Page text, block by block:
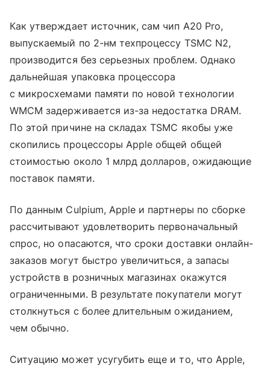
Как утверждает источник, сам чип A20 Pro,
выпускаемый по 2-нм техпроцессу TSMC N2,
производится без серьезных проблем. Однако
дальнейшая упаковка процессора
с микросхемами памяти по новой технологии
WMCM задерживается из-за недостатка DRAM.
По этой причине на складах TSMC якобы уже
скопились процессоры Apple общей общей
стоимостью около 1 млрд долларов, ожидающие
поставок памяти.
По данным Culpium, Apple и партнеры по сборке
рассчитывают удовлетворить первоначальный
спрос, но опасаются, что сроки доставки онлайн-
заказов могут быстро увеличиться, а запасы
устройств в розничных магазинах окажутся
ограниченными. В результате покупатели могут
столкнуться с более длительным ожиданием,
чем обычно.
Ситуацию может усугубить еще и то, что Apple,